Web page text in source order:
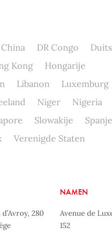
China DR Congo
Kong
Hongarije
Libanon
Luxemburg
Niger
Nigeria
Slowakije
Spanje
Verenigde Staten
280
NAMEN
Avenue de
152